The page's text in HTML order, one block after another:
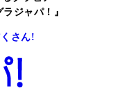
ジャパ！』
さん!